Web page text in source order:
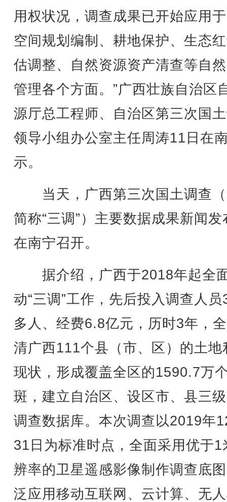
用权状况，调查成果已开始应用
空间规划编制、耕地保护、生态
估调整、自然资源资产清查等自
管理各个方面。”广西壮族自治区
源厅总工程师、自治区第三次国
领导小组办公室主任周涛11日在
示。
当天，广西第三次国土调查
简称“三调”）主要数据成果新闻发
在南宁召开。
据介绍，广西于2018年起全
动“三调”工作，先后投入调查人
多人、经费6.8亿元，历时3年，
清广西111个县（市、区）的土地
现状，形成覆盖全区的1590.7万
斑，建立自治区、设区市、县三
调查数据库。本次调查以2019年
31日为标准时点，全面采用优于1
辨率的卫星遥感影像制作调查底
泛应用移动互联网、云计算、无